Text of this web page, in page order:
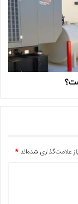
علامت‌گذاری شده‌اند*